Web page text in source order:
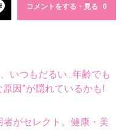
コメントをする・見る
いつもだるい...年齢でも
因”が隠れているかも!
がセレクト。健康・美